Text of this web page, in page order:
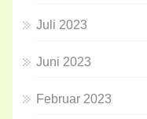
Juli 2023
Juni 2023
Februar 2023